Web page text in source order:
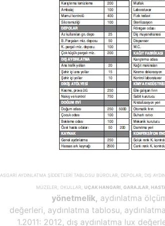
ASGARİ AYDINLATMA ŞİDDETLERİ TABLOSU BÜROLAR, DEPOLAR, DIŞ
MÜZELER, OKULLAR, UÇAK HANGARI, GARAJLAR,
yönetmelik, aydınlatma
değerleri, aydınlatma tablosu,
1.2011: 2012, dış aydınlatma lux